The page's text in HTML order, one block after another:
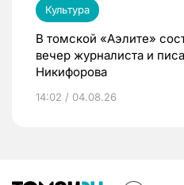
Культура
В томской «Аэлите»
вечер журналиста и
Никифорова
14:02 / 04.08.26